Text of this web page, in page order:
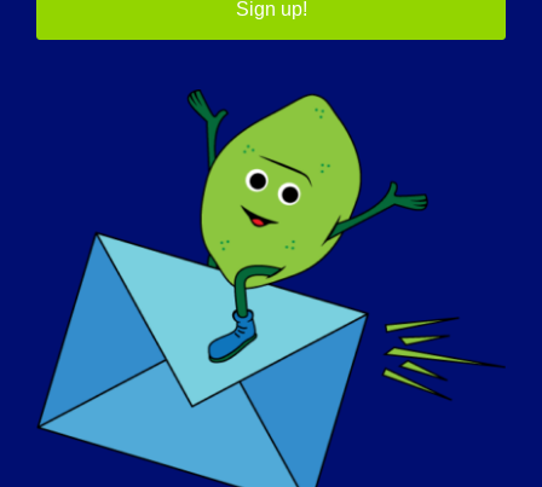
интеллект. Физическая неполноценность
может быть очень неприятной, но
осуждение окружающих из-за
инвалидности может быть гораздо хуже.
Если бы ваш LGMD можно было
"вылечить" завтра, что бы вы хотели
сделать в первую очередь
Я надевала пару фигурных коньков и
каталась часами. Когда 39 лет назад мне
поставили диагноз, сухожилия
пяточного канатика удлинились (из-за
развития контрактуры), и я больше не
Sign up!